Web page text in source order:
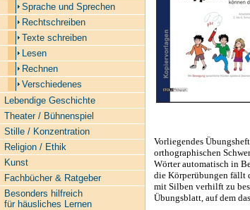
Sprache und Sprechen
Rechtschreiben
Texte schreiben
Lesen
Rechnen
Verschiedenes
Lebendige Geschichte
Theater / Bühnenspiel
Stille / Konzentration
Religion / Ethik
Kunst
Fachbücher & Ratgeber
Besonders hilfreich
für häusliches Lernen
Vorliegendes
orthographischen
Wörter automatisch in
die Körperübungen fällt
mit Silben verhilft zu
Übungsblatt, auf dem